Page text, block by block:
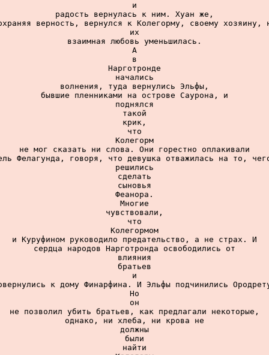
и
радость вернулась к ним. Хуан же,
верность, вернулся к Колегорму, своему хозяину,
их
взаимная любовь уменьшилась.
А
в
Нарготронде
начались
волнения, туда вернулись Эльфы,
бывшие пленниками на острове Саурона, и
поднялся
такой
крик,
что
Колегорм
не мог сказать ни слова. Они горестно оплакивали
Фелагунда, говоря, что девушка отважилась на то,
решились
сделать
сыновья
Феанора.
Многие
чувствовали,
что
Колегормом
и Куруфином руководило предательство, а не страх. И
сердца народов Нарготронда освободились от
влияния
братьев
и
к дому Финарфина. И Эльфы подчинились
Но
он
не позволил убить братьев, как предлагали некоторые,
однако, ни хлеба, ни крова не
должны
были
найти